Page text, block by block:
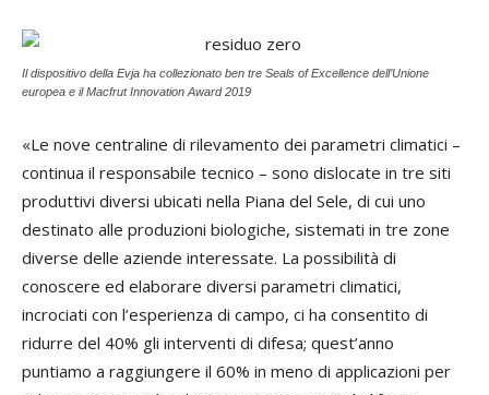
Il dispositivo della Evja ha collezionato ben tre Seals of Excellence dell’Unione
europea e il Macfrut Innovation Award 2019
«Le nove centraline di rilevamento dei parametri climatici –
continua il responsabile tecnico – sono dislocate in tre siti
produttivi diversi ubicati nella Piana del Sele, di cui uno
destinato alle produzioni biologiche, sistemati in tre zone
diverse delle aziende interessate. La possibilità di
conoscere ed elaborare diversi parametri climatici,
incrociati con l’esperienza di campo, ci ha consentito di
ridurre del 40% gli interventi di difesa; quest’anno
puntiamo a raggiungere il 60% in meno di applicazioni per